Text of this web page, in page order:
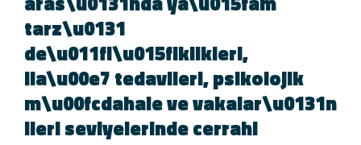
tarz\u0131
de\u011fi\u015fiklikleri,
ila\u00e7 tedavileri, psikolojik
m\u00fcdahale ve
ileri seviyelerinde cerrahi